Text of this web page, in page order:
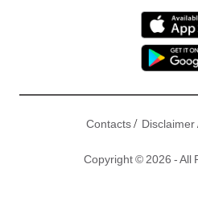
Contacts / Disclaimer
Copyright © 2026 - All